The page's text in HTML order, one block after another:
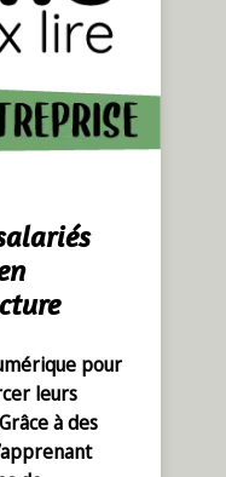
pour
leurs
à des